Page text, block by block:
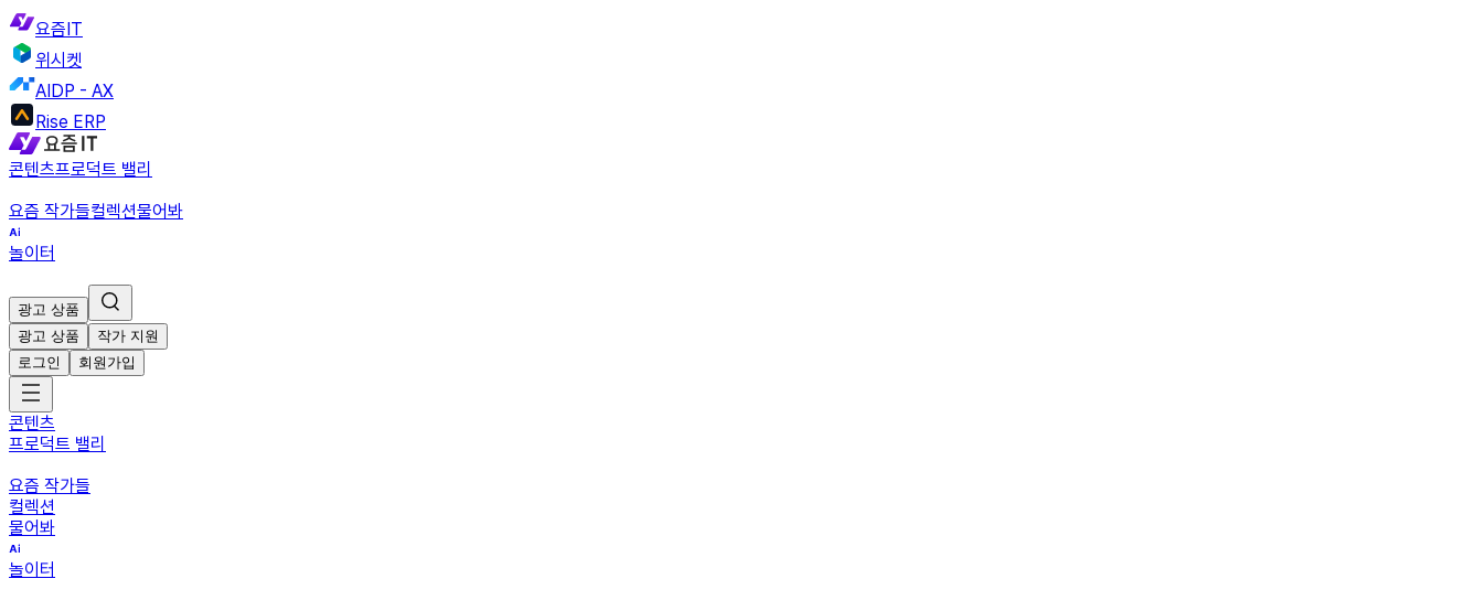
요즘IT
위시켓
AIDP - AX
Rise ERP
콘텐츠프로덕트 밸리
요즘 작가들컬렉션물어봐
놀이터
광고 상품
광고 상품
작가 지원
로그인
회원가입
콘텐츠
프로덕트 밸리
요즘 작가들
컬렉션
물어봐
놀이터